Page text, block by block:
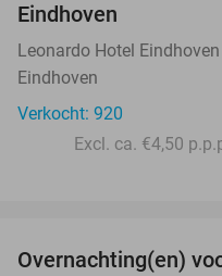
Eindhoven
Leonardo Hotel
Eindhoven
Verkocht: 920
Excl. ca. €4,50
Overnachting(en)